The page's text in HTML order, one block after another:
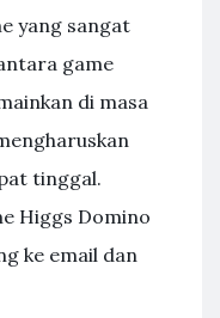
yang sangat
game
di masa
tinggal.
Higgs Domino
ke email dan